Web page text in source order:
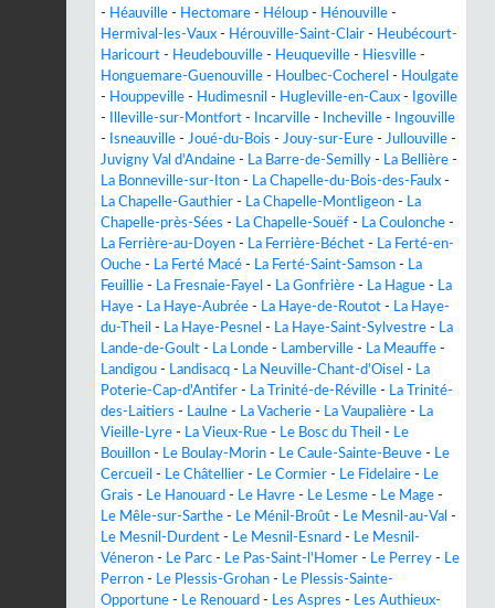
- Héauville - Hectomare - Héloup - Hénouville -
Hermival-les-Vaux - Hérouville-Saint-Clair - Heubécourt-
Haricourt - Heudebouville - Heuqueville - Hiesville -
Honguemare-Guenouville - Houlbec-Cocherel - Houlgate
- Houppeville - Hudimesnil - Hugleville-en-Caux -
Igoville
-
Illeville-sur-Montfort - Incarville - Incheville -
Ingouville
-
Isneauville - Joué-du-Bois - Jouy-sur-Eure - Jullouville -
Juvigny Val d'Andaine - La Barre-de-Semilly - La Bellière -
La Bonneville-sur-Iton - La Chapelle-du-Bois-des-Faulx -
La Chapelle-Gauthier - La Chapelle-Montligeon - La
Chapelle-près-Sées - La Chapelle-Souëf - La Coulonche -
La Ferrière-au-Doyen - La Ferrière-Béchet - La Ferté-en-
Ouche - La Ferté Macé - La Ferté-Saint-Samson - La
Feuillie - La Fresnaie-Fayel - La Gonfrière - La Hague - La
Haye - La Haye-Aubrée - La Haye-de-Routot - La Haye-
du-Theil - La Haye-Pesnel - La Haye-Saint-Sylvestre - La
Lande-de-Goult - La Londe - Lamberville - La Meauffe -
Landigou - Landisacq - La Neuville-Chant-d'Oisel - La
Poterie-Cap-d'Antifer - La Trinité-de-Réville - La Trinité-
des-Laitiers - Laulne - La Vacherie - La Vaupalière - La
Vieille-Lyre - La Vieux-Rue - Le Bosc du Theil - Le
Bouillon - Le Boulay-Morin - Le Caule-Sainte-Beuve - Le
Cercueil - Le Châtellier - Le Cormier - Le Fidelaire - Le
Grais - Le Hanouard - Le Havre - Le Lesme - Le Mage -
Le Mêle-sur-Sarthe - Le Ménil-Broût - Le Mesnil-au-Val -
Le Mesnil-Durdent - Le Mesnil-Esnard - Le Mesnil-
Véneron - Le Parc - Le Pas-Saint-l'Homer - Le Perrey - Le
Perron - Le Plessis-Grohan - Le Plessis-Sainte-
Opportune - Le Renouard - Les Aspres - Les Authieux-